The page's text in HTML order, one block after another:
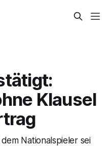
Klausel
Nationalspieler sei